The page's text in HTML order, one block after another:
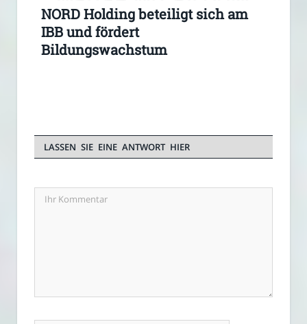
NORD Holding beteiligt sich am
IBB und fördert
Bildungswachstum
LASSEN SIE EINE ANTWORT HIER